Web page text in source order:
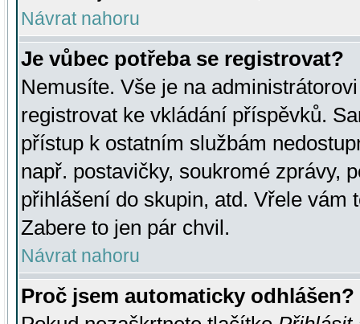
Návrat nahoru
Je vůbec potřeba se registrovat?
Nemusíte. Vše je na
registrovat ke vkládání příspěvků.
přístup k ostatním službám
např. postavičky, soukromé zprávy,
přihlášení do skupin, atd. Vřele vám
Zabere to jen pár chvil.
Návrat nahoru
Proč jsem automaticky odhlášen?